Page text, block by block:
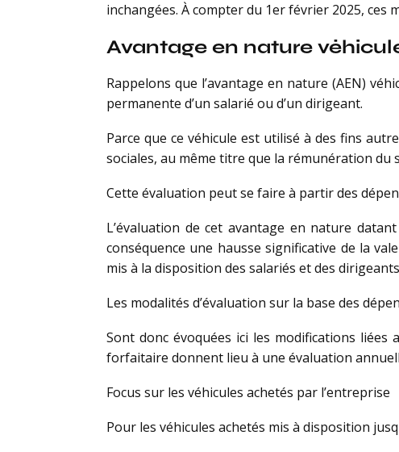
inchangées. À compter du 1er février 2025, ces
Avantage en nature
Rappelons que l’avantage en nature (AEN)
permanente d’un salarié ou d’un dirigeant.
Parce que ce véhicule est utilisé à des fins
sociales, au même titre que la rémunération du
Cette évaluation peut se faire à partir des
L’évaluation de cet avantage en nature
conséquence une hausse significative de la
mis à la disposition des salariés et des
Les modalités d’évaluation sur la base des
Sont donc évoquées ici les modifications
forfaitaire donnent lieu à une évaluation
Focus sur les véhicules achetés par l’entreprise
Pour les véhicules achetés mis à disposition